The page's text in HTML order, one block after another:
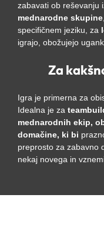
zabavati ob reševanju
mednarodne skupine
specifičnem jeziku, za
igrajo, obožujejo
Za
Igra je primerna za
Idealna je za
mednarodnih ekip,
domačine, ki bi
preprosto za zabavno
nekaj novega in